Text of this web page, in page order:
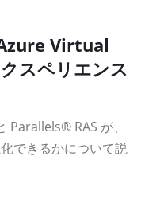
Virtual
スペリエンス
Parallels® RAS が、
できるかについて説